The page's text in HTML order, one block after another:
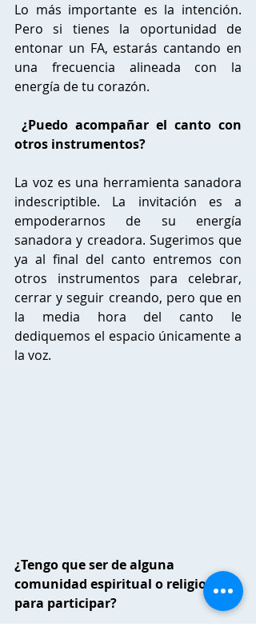
Lo más importante es la intención.
Pero si tienes la oportunidad de
entonar un FA, estarás cantando en
una frecuencia alineada con la
energía de tu corazón.
otros instrumentos?
La voz es una herramienta sanadora
indescriptible. La invitación es a
empoderarnos de su energía
sanadora y creadora. Sugerimos que
ya al final del canto entremos con
otros instrumentos para celebrar,
cerrar y seguir creando, pero que en
la media hora del canto le
dediquemos el espacio únicamente a
la voz.
¿Tengo que ser de alguna
comunidad espiritual o religiosa
para participar?